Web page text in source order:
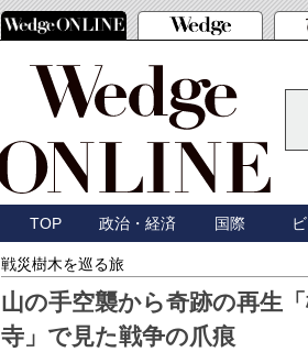
TOP 政治・経済 国際
戦災樹木を巡る旅
山の手空襲から奇跡の再生
寺」で見た戦争の爪痕